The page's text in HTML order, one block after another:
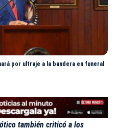
por ultraje a la bandera en funeral
también criticó a los